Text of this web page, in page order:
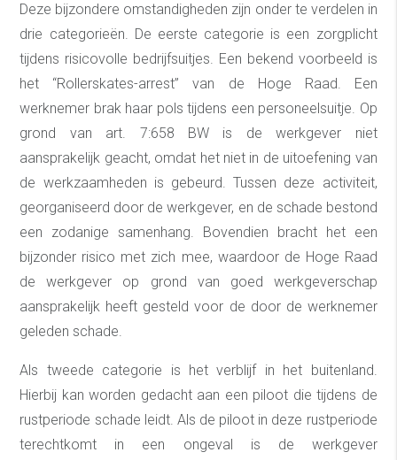
Deze bijzondere omstandigheden zijn onder te verdelen in
drie categorieën. De eerste categorie is een zorgplicht
tijdens risicovolle bedrijfsuitjes. Een bekend voorbeeld is
het “Rollerskates-arrest” van de Hoge Raad. Een
werknemer brak haar pols tijdens een personeelsuitje. Op
grond van art. 7:658 BW is de werkgever niet
aansprakelijk geacht, omdat het niet in de uitoefening van
de werkzaamheden is gebeurd. Tussen deze activiteit,
georganiseerd door de werkgever, en de schade bestond
een zodanige samenhang. Bovendien bracht het een
bijzonder risico met zich mee, waardoor de Hoge Raad
de werkgever op grond van goed werkgeverschap
aansprakelijk heeft gesteld voor de door de werknemer
geleden schade.
Als tweede categorie is het verblijf in het buitenland.
Hierbij kan worden gedacht aan een piloot die tijdens de
rustperiode schade leidt. Als de piloot in deze rustperiode
terechtkomt in een ongeval is de werkgever